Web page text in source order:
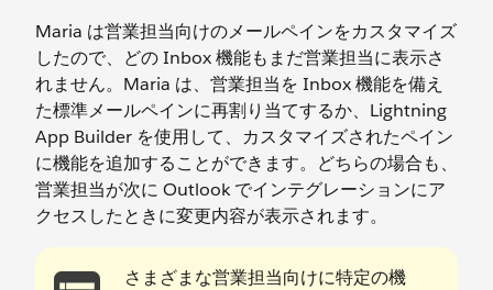
Maria は営業担当向けのメールペインをカスタマイズ
したので、どの Inbox 機能もまだ営業担当に表示さ
れません。Maria は、営業担当を Inbox 機能を備え
た標準メールペインに再割り当てするか、Lightning
App Builder を使用して、カスタマイズされたペイン
に機能を追加することができます。どちらの場合も、
営業担当が次に Outlook でインテグレーションにア
クセスしたときに変更内容が表示されます。
さまざまな営業担当向けに特定の機